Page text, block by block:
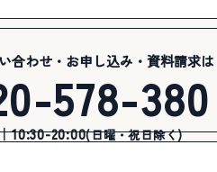
合わせ・お申し込み・資料請求は
578-380
10:30-20:00(日曜・祝日除く)